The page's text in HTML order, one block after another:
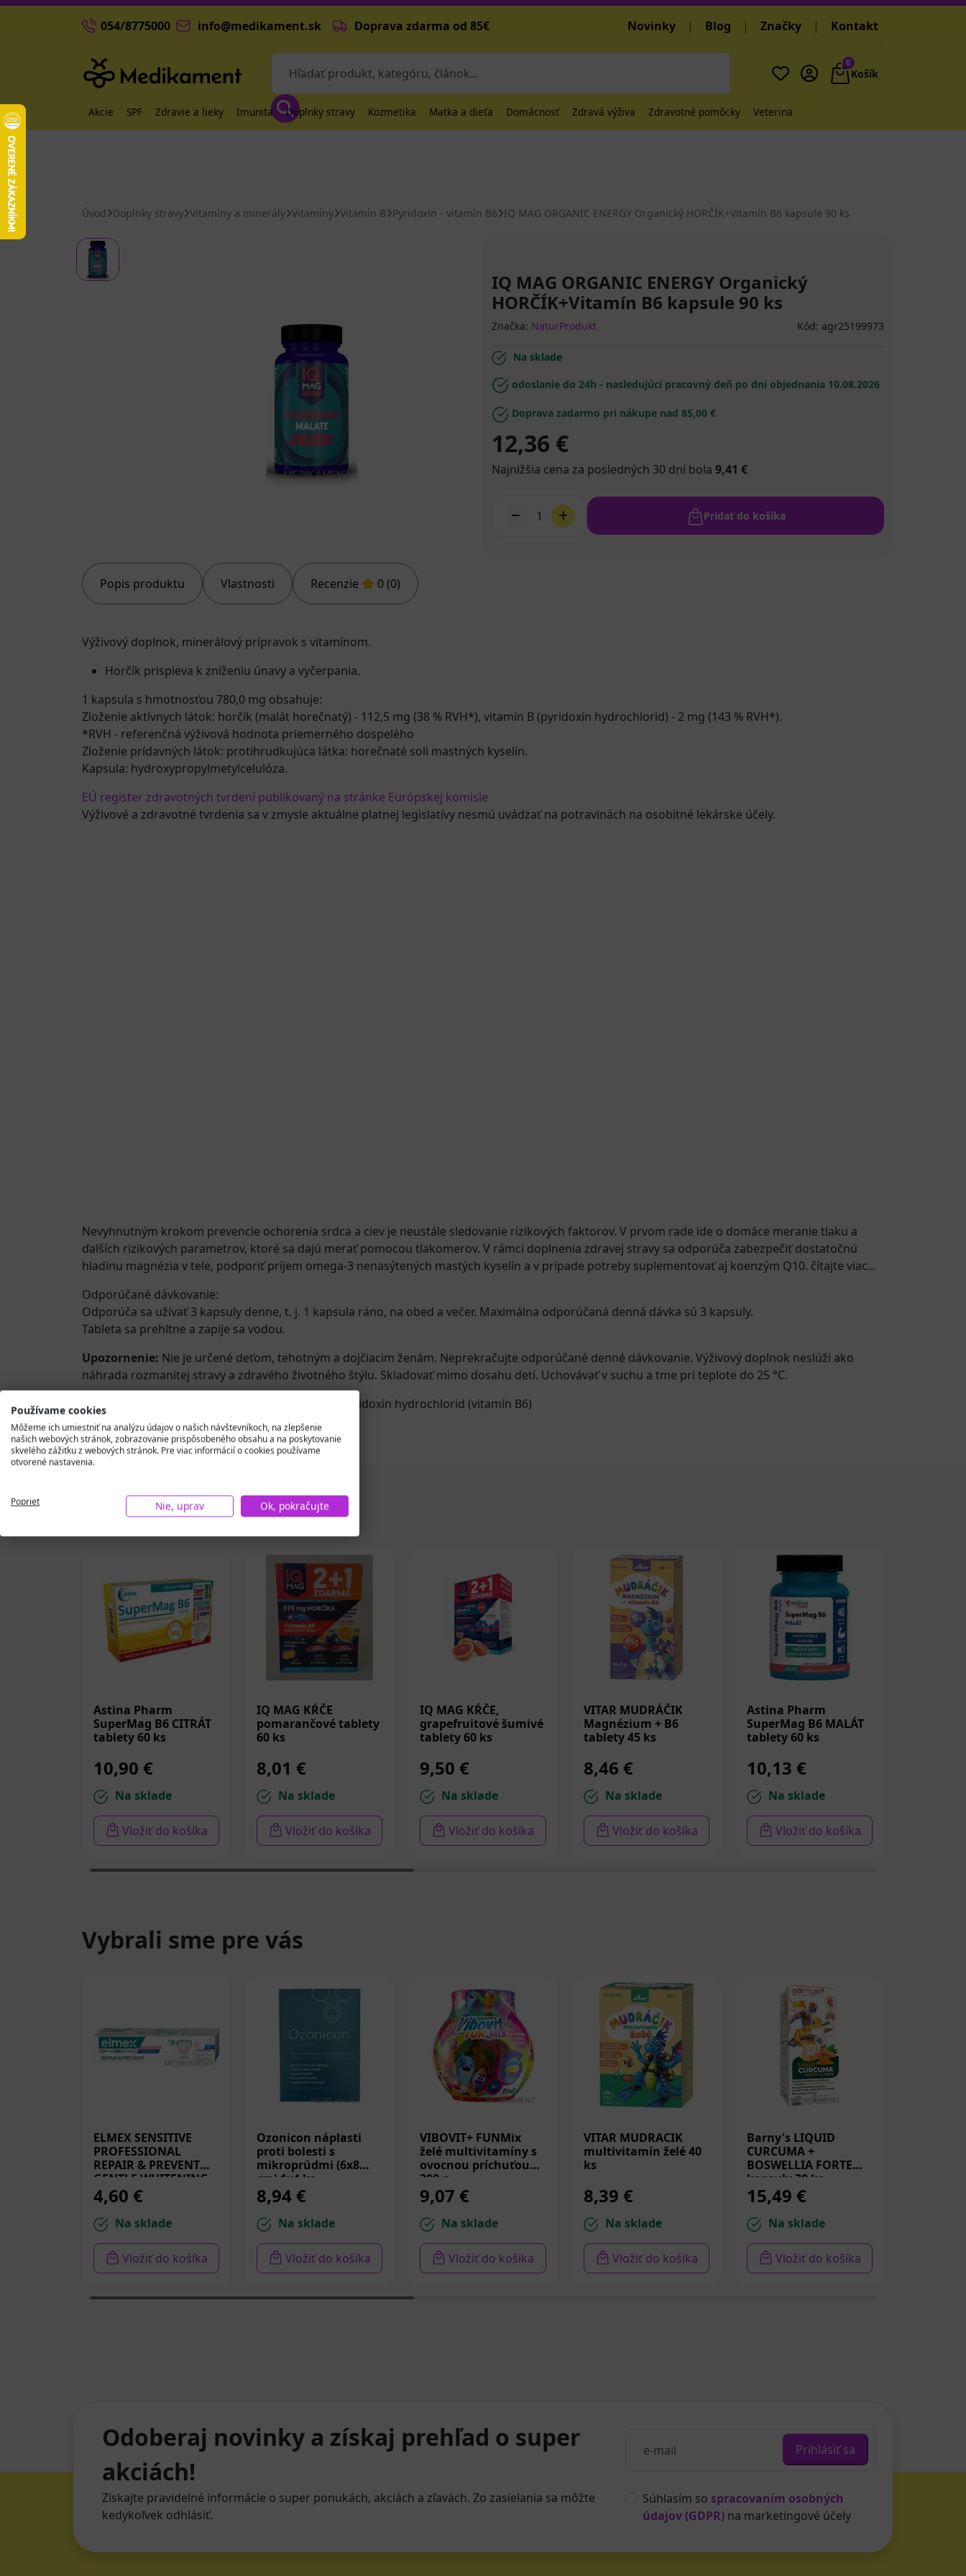
054/8775000 info@medikament.sk Doprava zdarma od 85€ Novinky | Blog | Značky | Kontakt
0
Košík
Akcie SPF Zdravie a lieky Imunita Doplnky stravy Kozmetika Matka a dieťa Domácnosť Zdravá výživa Zdravotné pomôcky Veterina
Úvod Doplnky stravy Vitamíny a minerály Vitamíny Vitamín B Pyridoxín - vitamín B6 IQ MAG ORGANIC ENERGY Organický HORČÍK+Vitamín B6 kapsule 90 ks
Popis produktu Vlastnosti Recenzie 0 (0)
IQ MAG ORGANIC ENERGY Organický
HORČÍK+Vitamín B6 kapsule 90 ks
Značka: NaturProdukt Kód: agr25199973
Na sklade
odoslanie do 24h - nasledujúci pracovný deň po dni objednania 10.08.2026
Doprava zadarmo pri nákupe nad 85,00 €
12,36 €
Najnižšia cena za posledných 30 dní bola 9,41 €
1 Pridať do košíka
Výživový doplnok, minerálový prípravok s vitamínom.
Horčík prispieva k zníženiu únavy a vyčerpania.
1 kapsula s hmotnosťou 780,0 mg obsahuje:
Zloženie aktívnych látok: horčík (malát horečnatý) - 112,5 mg (38 % RVH*), vitamín B (pyridoxín hydrochlorid) - 2 mg (143 % RVH*).
*RVH - referenčná výživová hodnota priemerného dospelého
Zloženie prídavných látok: protihrudkujúca látka: horečnaté soli mastných kyselín.
Kapsula: hydroxypropylmetylcelulóza.
EÚ register zdravotných tvrdení publikovaný na stránke Európskej komisie
Výživové a zdravotné tvrdenia sa v zmysle aktuálne platnej legislatívy nesmú uvádzať na potravinách na osobitné lekárske účely.
Nevyhnutným krokom prevencie ochorenia srdca a ciev je neustále sledovanie rizikových faktorov. V prvom rade ide o domáce meranie tlaku a
ďalších rizikových parametrov, ktoré sa dajú merať pomocou tlakomerov. V rámci doplnenia zdravej stravy sa odporúča zabezpečiť dostatočnú
hladinu magnézia v tele, podporiť príjem omega-3 nenasýtených mastých kyselín a v prípade potreby suplementovať aj koenzým Q10. čítajte viac...
Odporúčané dávkovanie:
Odporúča sa užívať 3 kapsuly denne, t. j. 1 kapsula ráno, na obed a večer. Maximálna odporúčaná denná dávka sú 3 kapsuly.
Tableta sa prehltne a zapije sa vodou.
Upozornenie: Nie je určené deťom, tehotným a dojčiacim ženám. Neprekračujte odporúčané denné dávkovanie. Výživový doplnok neslúži ako
náhrada rozmanitej stravy a zdravého životného štýlu. Skladovať mimo dosahu detí. Uchovávať v suchu a tme pri teplote do 25 °C.
jablčnan/malát horečnatý (horčík/magnézium)
pyridoxín hydrochlorid (vitamín B6)
Podobné produkty
Astina Pharm
SuperMag B6 CITRÁT
tablety 60 ks
10,90 €
Na sklade
Vložiť do košíka
IQ MAG KŔČE
pomarančové tablety
60 ks
8,01 €
Na sklade
Vložiť do košíka
IQ MAG KŔČE,
grapefruitové šumivé
tablety 60 ks
9,50 €
Na sklade
Vložiť do košíka
VITAR MUDRÁČIK
Magnézium + B6
tablety 45 ks
8,46 €
Na sklade
Vložiť do košíka
Astina Pharm
SuperMag B6 MALÁT
tablety 60 ks
10,13 €
Na sklade
Vložiť do košíka
Vybrali sme pre vás
ELMEX SENSITIVE
PROFESSIONAL
REPAIR & PREVENT
GENTLE WHITENING,
zubná pasta 75 ml
4,60 €
Na sklade
Vložiť do košíka
Ozonicon náplasti
proti bolesti s
mikroprúdmi (6x8
cm) 1x4 ks
8,94 €
Na sklade
Vložiť do košíka
VIBOVIT+ FUNMix
želé multivitamíny s
ovocnou príchuťou
200 g
9,07 €
Na sklade
Vložiť do košíka
VITAR MUDRACIK
multivitamín želé 40
ks
8,39 €
Na sklade
Vložiť do košíka
Barny's LIQUID
CURCUMA +
BOSWELLIA FORTE
kapsuly 30 ks
15,49 €
Na sklade
Vložiť do košíka
Odoberaj novinky a získaj prehľad o super
akciách!
Získajte pravidelné informácie o super ponukách, akciách a zľavách. Zo zasielania sa môžte
kedykoľvek odhlásiť.
Prihlásiť sa
Súhlasím so spracovaním osobných
údajov (GDPR) na marketingové účely
Používame cookies
Môžeme ich umiestniť na analýzu údajov o našich návštevníkoch, na zlepšenie
našich webových stránok, zobrazovanie prispôsobeného obsahu a na poskytovanie
skvelého zážitku z webových stránok. Pre viac informácií o cookies používame
otvorené nastavenia.
Poprieť Nie, uprav Ok, pokračujte